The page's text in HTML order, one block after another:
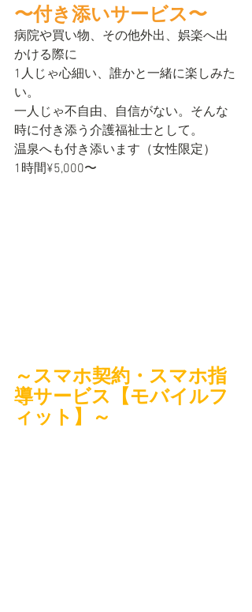
〜付き添いサービス〜
病院や買い物、その他外出、娯楽へ出
かける際に
1人じゃ心細い、誰かと一緒に楽しみた
い。
一人じゃ不自由、自信がない。そんな
時に付き添う介護福祉士として。
温泉へも付き添います（女性限定）
1時間¥5,000〜
～スマホ契約・スマホ指
導サービス【モバイルフ
ィット】～